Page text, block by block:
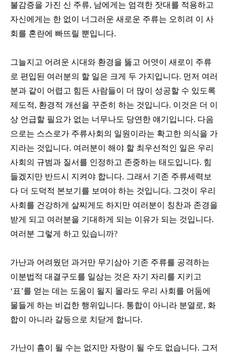
불감증을 가진 신 주류, 남에게는 엄격한 잣대를 적용하고
자신에게는 한 없이 너그러운 새로운 주류는 오히려 이 사
회를 혼란에 빠뜨릴 뿐입니다.
그늘지고 어려운 시대와 환경을 뚫고 어엿이 새로이 주류
로 편입된 여러분의 할 일은 크게 두 가지입니다. 먼저 여러
분과 같이 어렵고 힘든 사람들이 더 많이 성공할 수 있도록
제도적, 환경적 개선을 꾸준히 하는 것입니다. 이것은 더 이
상 언급할 필요가 없는 너무나도 당연한 얘기입니다. 다음
으로는 스스로가 주류사회의 일원이라는 확고한 의식을 가
지라는 것입니다. 여러분이 해야 할 최우선적인 일은 우리
사회의 규범과 질서를 인정하고 존중하는 태도입니다. 힘
들겠지만 반드시 지켜야 합니다. 그래서 기존 주류세력보
다 더 도덕적 본보기를 보여야 하는 것입니다. 그것이 우리
사회를 건강하게 살찌게도 하지만 여러분이 칭찬과 존경을
받게 되고 여러분을 기대하게 되는 이유가 되는 것입니다.
여러분 그렇게 하고 있습니까?
가난과 어려웠던 과거만 무기삼아 기존 주류를 공격하는
이분법적 대결구도를 일삼는 것은 자기 자리를 지키고
‘표’를 얻는 데는 도움이 될지 몰라도 우리 사회를 어둠에
물들게 하는 비겁한 행위입니다. 통합이 아니라 분열로, 화
합이 아니라 갈등으로 치닫게 합니다.
가난이 흠이 될 수는 없지만 자랑이 될 수도 없습니다. 그저